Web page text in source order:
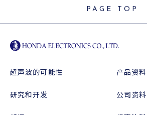
PAGE TOP
超声波的可能性 产品资料
研究和开发 公司资料